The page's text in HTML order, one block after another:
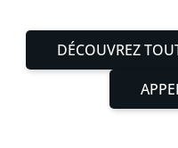
DÉCOUVREZ